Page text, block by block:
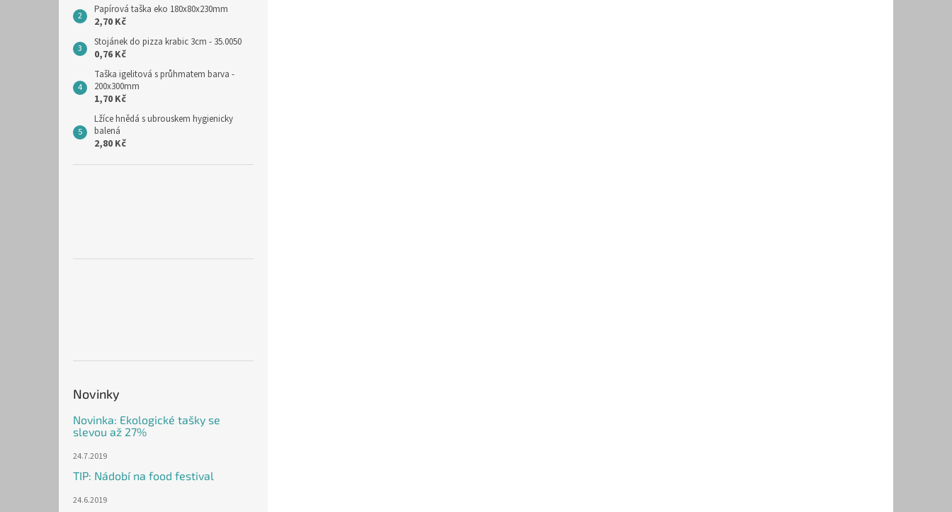
Papírová taška eko 180x80x230mm
2,70 Kč
Stojánek do pizza krabic 3cm - 35.0050
0,76 Kč
Taška igelitová s průhmatem barva -
200x300mm
1,70 Kč
Lžíce hnědá s ubrouskem hygienicky
balená
2,80 Kč
Novinky
Novinka: Ekologické tašky se
slevou až 27%
24.7.2019
TIP: Nádobí na food festival
24.6.2019